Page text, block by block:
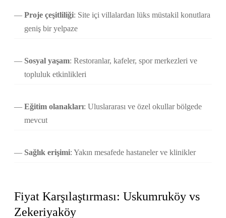
Proje çeşitliliği: Site içi villalardan lüks müstakil konutlara
geniş bir yelpaze
Sosyal yaşam: Restoranlar, kafeler, spor merkezleri ve
topluluk etkinlikleri
Eğitim olanakları: Uluslararası ve özel okullar bölgede
mevcut
Sağlık erişimi: Yakın mesafede hastaneler ve klinikler
Fiyat Karşılaştırması: Uskumruköy vs
Zekeriyaköy